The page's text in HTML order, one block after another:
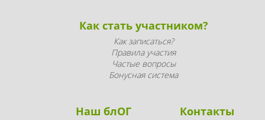
Как стать участником?
Как записаться?
Правила участия
Частые вопросы
Бонусная система
Наш блОГ Контакты